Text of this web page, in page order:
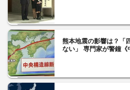
熊本地震の影響は？「
ない」 専門家が警鐘《